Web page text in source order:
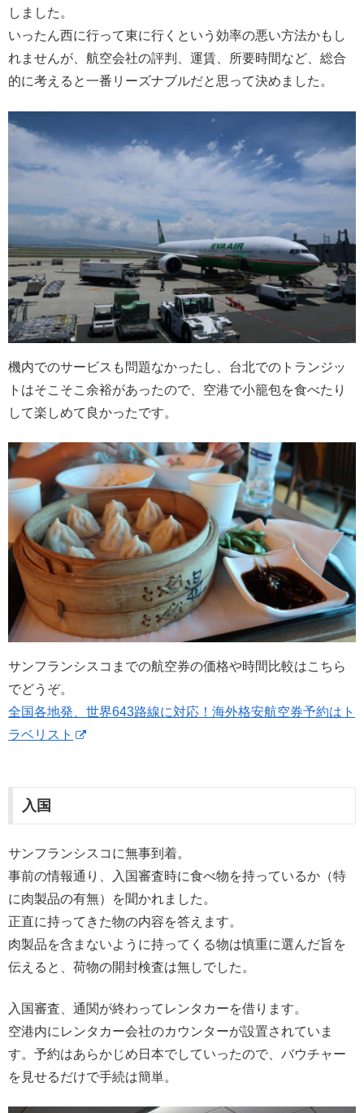
しました。
いったん西に行って東に行くという効率の悪い方法かもし
れませんが、航空会社の評判、運賃、所要時間など、総合
的に考えると一番リーズナブルだと思って決めました。
機内でのサービスも問題なかったし、台北でのトランジッ
トはそこそこ余裕があったので、空港で小籠包を食べたり
して楽しめて良かったです。
サンフランシスコまでの航空券の価格や時間比較はこちら
でどうぞ。
全国各地発、世界643路線に対応！海外格安航空券予約はト
ラベリスト
入国
サンフランシスコに無事到着。
事前の情報通り、入国審査時に食べ物を持っているか（特
に肉製品の有無）を聞かれました。
正直に持ってきた物の内容を答えます。
肉製品を含まないように持ってくる物は慎重に選んだ旨を
伝えると、荷物の開封検査は無しでした。
入国審査、通関が終わってレンタカーを借ります。
空港内にレンタカー会社のカウンターが設置されていま
す。予約はあらかじめ日本でしていったので、バウチャー
を見せるだけで手続は簡単。